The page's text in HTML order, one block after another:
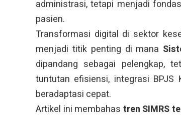
administrasi, tetapi menjadi
pasien.
Transformasi digital di sektor
menjadi titik penting di mana
dipandang sebagai pelengkap,
tuntutan efisiensi, integrasi
beradaptasi cepat.
Artikel ini membahas tren SIMRS